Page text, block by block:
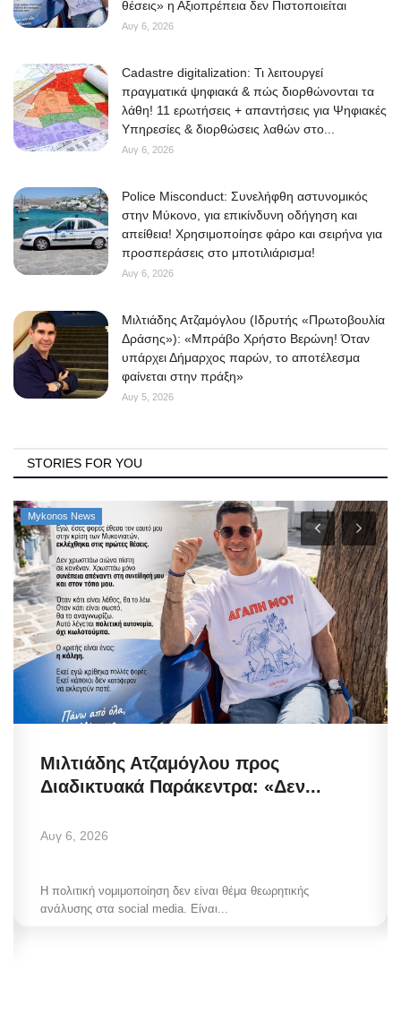
θέσεις» η Αξιοπρέπεια δεν Πιστοποιείται
Αυγ 6, 2026
Cadastre digitalization: Τι λειτουργεί
πραγματικά ψηφιακά & πώς διορθώνονται τα
λάθη! 11 ερωτήσεις + απαντήσεις για Ψηφιακές
Υπηρεσίες & διορθώσεις λαθών στο...
Αυγ 6, 2026
Police Misconduct: Συνελήφθη αστυνομικός
στην Μύκονο, για επικίνδυνη οδήγηση και
απείθεια! Χρησιμοποίησε φάρο και σειρήνα για
προσπεράσεις στο μποτιλιάρισμα!
Αυγ 6, 2026
Μιλτιάδης Ατζαμόγλου (Ιδρυτής «Πρωτοβουλία
Δράσης»): «Μπράβο Χρήστο Βερώνη! Όταν
υπάρχει Δήμαρχος παρών, το αποτέλεσμα
φαίνεται στην πράξη»
Αυγ 5, 2026
STORIES FOR YOU
Mykonos News
Μιλτιάδης Ατζαμόγλου προς
Διαδικτυακά Παράκεντρα: «Δεν...
Αυγ 6, 2026
Η πολιτική νομιμοποίηση δεν είναι θέμα θεωρητικής
ανάλυσης στα social media. Είναι...